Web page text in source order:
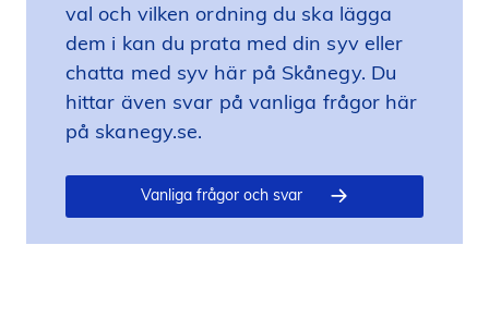
val och vilken ordning du ska lägga
dem i kan du prata med din syv eller
chatta med syv här på Skånegy. Du
hittar även svar på vanliga frågor här
på skanegy.se.
Vanliga frågor och svar